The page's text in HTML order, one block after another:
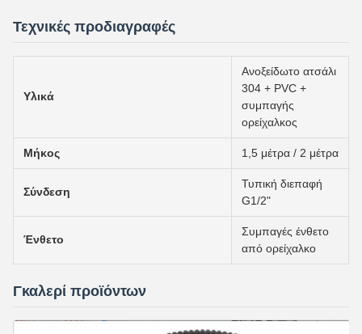
Τεχνικές προδιαγραφές
Υλικά
Ανοξείδωτο ατσάλι
304 + PVC +
συμπαγής
ορείχαλκος
Μήκος 1,5 μέτρα / 2 μέτρα
Σύνδεση
Τυπική διεπαφή
G1/2"
Ένθετο
Συμπαγές ένθετο
από ορείχαλκο
Γκαλερί προϊόντων